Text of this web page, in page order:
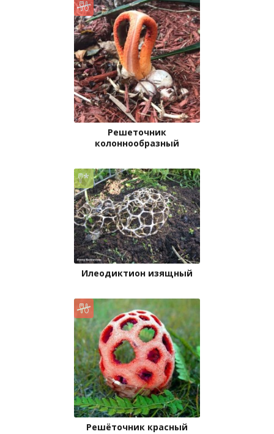
Решеточник
колоннообразный
Илеодиктион изящный
Решёточник красный